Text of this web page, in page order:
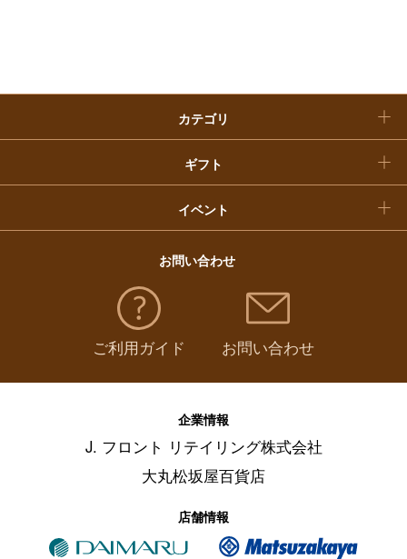
カテゴリ
ギフト
イベント
福袋
お問い合わせ
ご利用ガイド お問い合わせ
企業情報
J. フロント リテイリング株式会社
大丸松坂屋百貨店
店舗情報